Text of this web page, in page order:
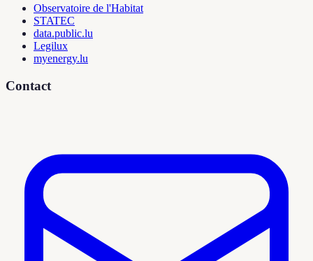
Observatoire de l'Habitat
STATEC
data.public.lu
Legilux
myenergy.lu
Contact